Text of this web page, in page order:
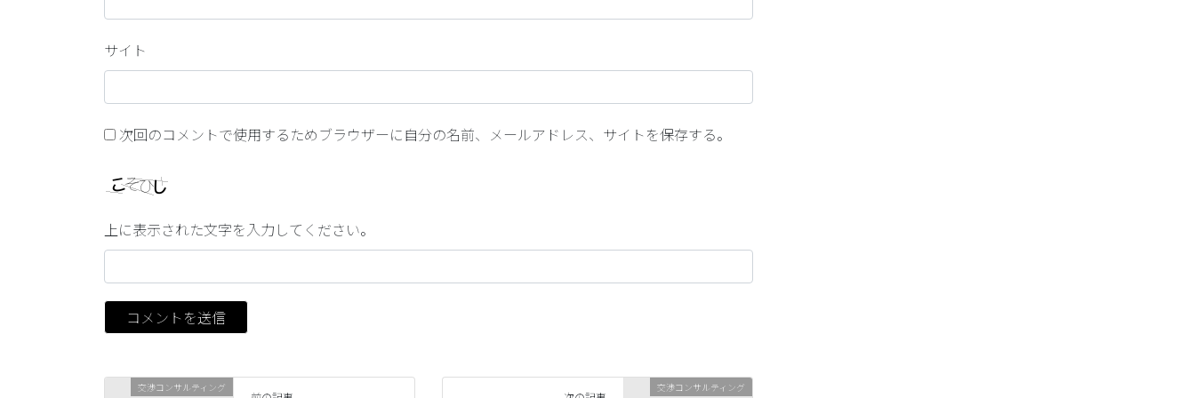
サイト
次回のコメントで使用するためブラウザーに自分の名前、メールアドレス、サイトを保存する。
上に表示された文字を入力してください。
交渉コンサルティング 交渉コンサルティング